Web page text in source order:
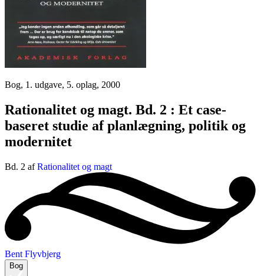
Bog, 1. udgave, 5. oplag, 2000
Rationalitet og magt. Bd. 2 : Et case-
baseret studie af planlægning, politik og
modernitet
Bd. 2 afRationalitet og magt
Bent Flyvbjerg
Bog